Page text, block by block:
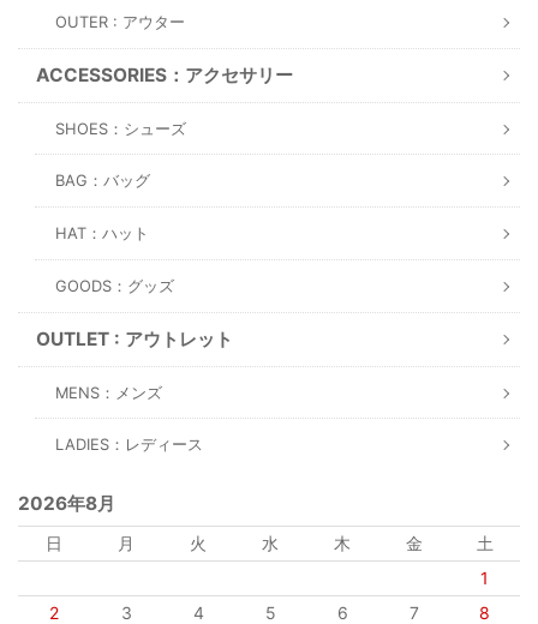
OUTER : アウター
ACCESSORIES：アクセサリー
SHOES：シューズ
BAG：バッグ
HAT：ハット
GOODS：グッズ
OUTLET : アウトレット
MENS：メンズ
LADIES：レディース
2026年8月
日 月 火 水 木 金
土
1
2
3 4 5 6 7
8